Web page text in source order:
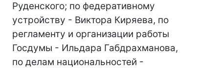
Руденского; по федеративному
устройству - Виктора Киряева, по
регламенту и организации работы
Госдумы - Ильдара Габдрахманова,
по делам национальностей -